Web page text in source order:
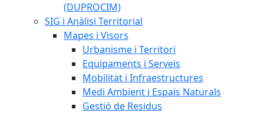
(DUPROCIM)
SIG i Anàlisi Territorial
Mapes i Visors
Urbanisme i Territori
Equipaments i Serveis
Mobilitat i Infraestructures
Medi Ambient i Espais Naturals
Gestió de Residus